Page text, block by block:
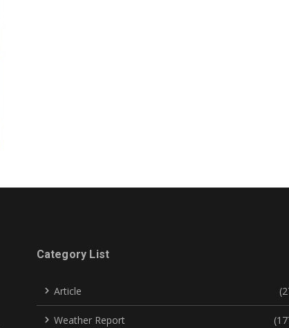
Category List
Article
Weather Report